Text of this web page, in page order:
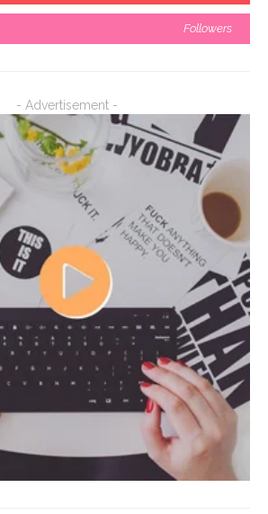
Followers
- Advertisement -